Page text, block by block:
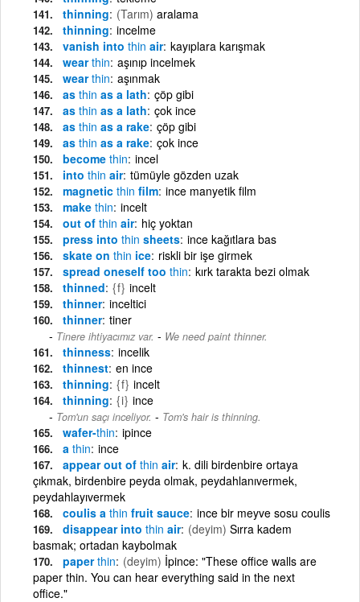
thinning (Tarım) aralama
thinning incelme
vanish into thin air kayıplara karışmak
wearthin aşınıp incelmek
wearthin aşınmak
as thin as a lath çöp gibi
as thin as a lath çok ince
as thin as a rake çöp gibi
as thin as a rake çok ince
become thin incel
into thin air tümüyle gözden uzak
magnetic thin film ince manyetik film
make thin incelt
out of thin air hiç yoktan
press into thin sheets ince kağıtlara bas
skate on thin ice riskli bir işe girmek
spread oneself too thin kırk tarakta bezi olmak
thinned {f} incelt
thinner inceltici
thinner tiner
Tinere ihtiyacımız var. - We need paint thinner.
thinness incelik
thinnest en ince
thinning {f} incelt
thinning {i} ince
Tom'un saçı inceliyor. - Tom's hair is thinning.
wafer-thin ipince
a thin ince
appear out of thin air k. dili birdenbire ortaya
çıkmak, birdenbire peyda olmak, peydahlanıvermek,
peydahlayıvermek
coulis a thin fruit sauce ince bir meyve sosu coulis
disappear into thin air (deyim) Sırra kadem
basmak; ortadan kaybolmak
paperthin (deyim) İpince: "These office walls are
paper thin. You can hear everything said in the next
office."